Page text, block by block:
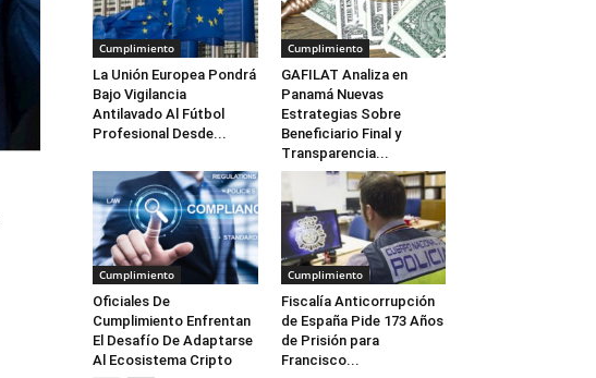
Cumplimiento
La Unión Europea Pondrá
Bajo Vigilancia
Antilavado Al Fútbol
Profesional Desde...
Cumplimiento
GAFILAT Analiza en
Panamá Nuevas
Estrategias Sobre
Beneficiario Final y
Transparencia...
Cumplimiento
Oficiales De
Cumplimiento Enfrentan
El Desafío De Adaptarse
Al Ecosistema Cripto
Cumplimiento
Fiscalía Anticorrupción
de España Pide 173 Años
de Prisión para
Francisco...